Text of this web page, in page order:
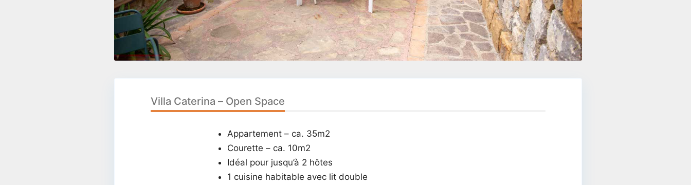
Villa Caterina – Open Space
Appartement – ca. 35m2
Courette – ca. 10m2
Idéal pour jusqu’à 2 hôtes
1 cuisine habitable avec lit double